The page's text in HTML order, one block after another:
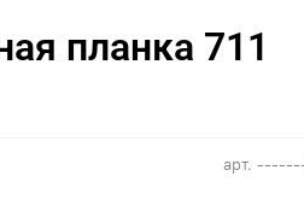
арт. -------
планка 711